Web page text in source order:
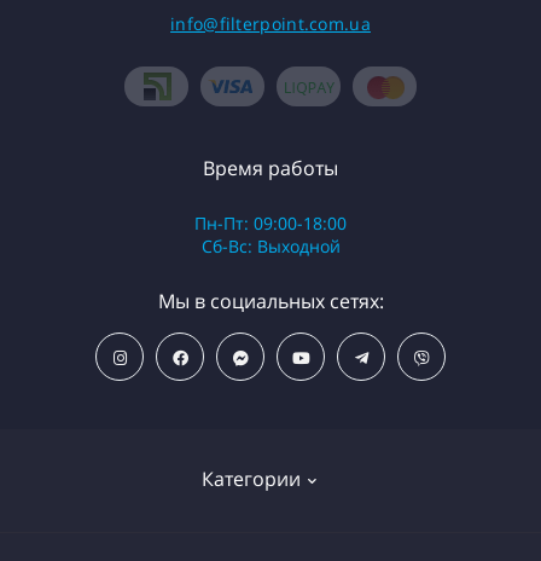
info@filterpoint.com.ua
Категории
Время работы
Пн-Пт: 09:00-18:00
Сб-Вс: Выходной
Мы в социальных сетях: